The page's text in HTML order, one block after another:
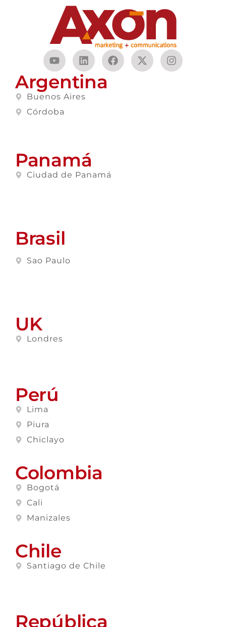
Argentina
Buenos Aires
Córdoba
Panamá
Ciudad de Panamá
Brasil
Sao Paulo
UK
Londres
Perú
Lima
Piura
Chiclayo
Colombia
Bogotá
Cali
Manizales
Chile
Santiago de Chile
República